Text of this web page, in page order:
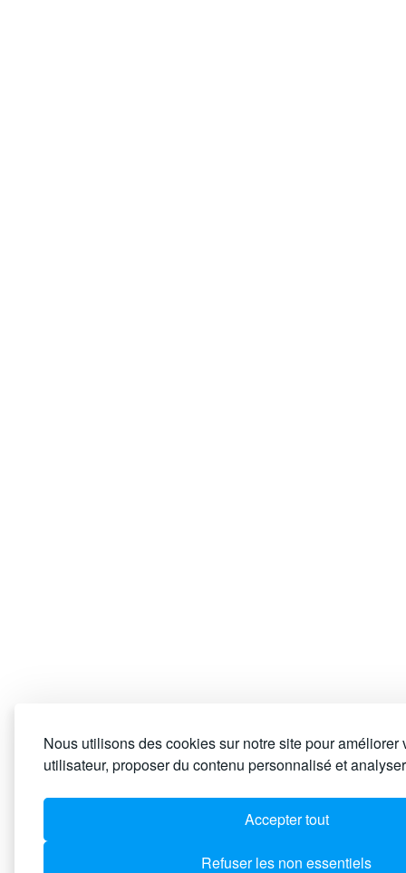
Nous utilisons des cookies sur notre site pour améliorer
utilisateur, proposer du contenu personnalisé et
Accepter tout
Refuser les non essentiels